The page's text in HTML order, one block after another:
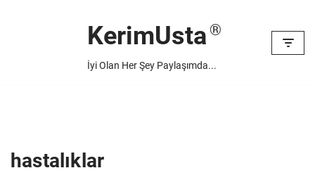
KerimUsta
İyi Olan Her Şey Paylaşımda...
hastalıklar